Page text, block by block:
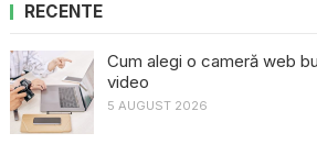
RECENTE
Cum alegi o cameră web
video
5 AUGUST 2026